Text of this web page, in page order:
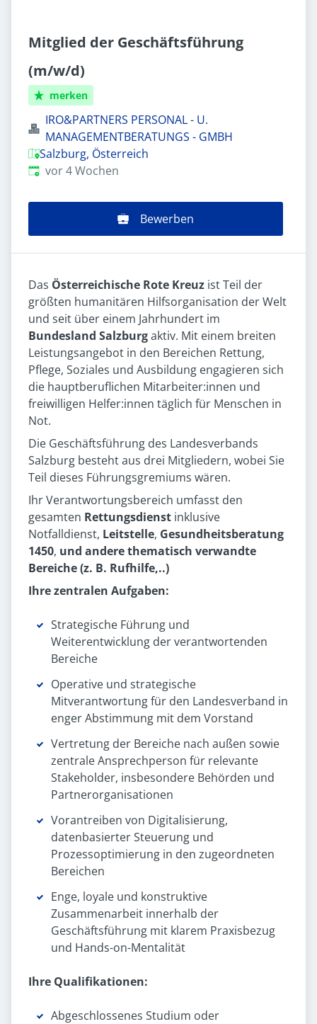
Mitglied der Geschäftsführung
(m/w/d)
merken
IRO&PARTNERS PERSONAL - U.
MANAGEMENTBERATUNGS - GMBH
Salzburg, Österreich
Veröffentlicht:
vor 4 Wochen
Bewerben
Das Österreichische Rote Kreuz ist Teil der
größten humanitären Hilfsorganisation der Welt
und seit über einem Jahrhundert im
Bundesland Salzburgaktiv. Mit einem breiten
Leistungsangebot in den Bereichen Rettung,
Pflege, Soziales und Ausbildung engagieren sich
die hauptberuflichen Mitarbeiter:innen und
freiwilligen Helfer:innen täglich für Menschen in
Not.
Die Geschäftsführung des Landesverbands
Salzburg besteht aus drei Mitgliedern, wobei Sie
Teil dieses Führungsgremiums wären.
Ihr Verantwortungsbereich umfasst den
gesamten Rettungsdienst inklusive
Notfalldienst, Leitstelle, Gesundheitsberatung
1450, und andere thematisch verwandte
Bereiche (z. B. Rufhilfe,..)
Ihre zentralen Aufgaben:
Strategische Führung und
Weiterentwicklung der verantwortenden
Bereiche
Operative und strategische
Mitverantwortung für den Landesverband in
enger Abstimmung mit dem Vorstand
Vertretung der Bereiche nach außen sowie
zentrale Ansprechperson für relevante
Stakeholder, insbesondere Behörden und
Partnerorganisationen
Vorantreiben von Digitalisierung,
datenbasierter Steuerung und
Prozessoptimierung in den zugeordneten
Bereichen
Enge, loyale und konstruktive
Zusammenarbeit innerhalb der
Geschäftsführung mit klarem Praxisbezug
und Hands-on-Mentalität
Ihre Qualifikationen:
Abgeschlossenes Studium oder